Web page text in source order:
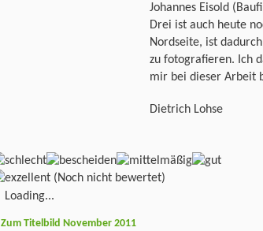
Johannes Eisold
Drei ist auch heute
Nordseite, ist
zu fotografieren. Ich
mir bei dieser Arbeit
Dietrich Lohse
(Noch nicht bewertet)
Loading...
Zum Titelbild November 2011